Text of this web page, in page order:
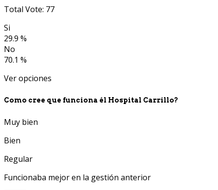
Total Vote: 77
Si
29.9 %
No
70.1 %
Ver opciones
Como cree que funciona él Hospital Carrillo?
Muy bien
Bien
Regular
Funcionaba mejor en la gestión anterior